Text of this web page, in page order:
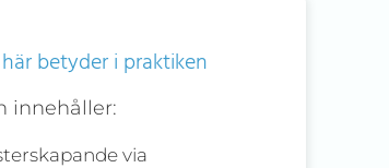
betyder i praktiken
innehåller:
via